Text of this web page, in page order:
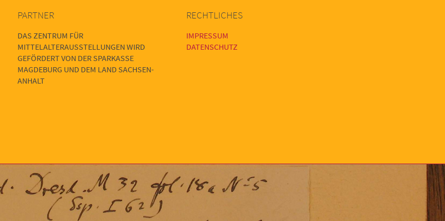
PARTNER
DAS ZENTRUM FÜR
MITTELALTERAUSSTELLUNGEN WIRD
GEFÖRDERT VON DER SPARKASSE
MAGDEBURG UND DEM LAND SACHSEN-
ANHALT
RECHTLICHES
IMPRESSUM
DATENSCHUTZ